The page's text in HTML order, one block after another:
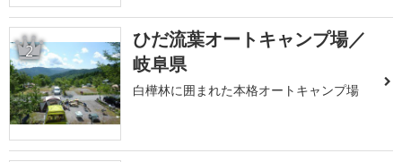
2
ひだ流葉オートキャンプ場／
岐阜県
白樺林に囲まれた本格オートキャンプ場